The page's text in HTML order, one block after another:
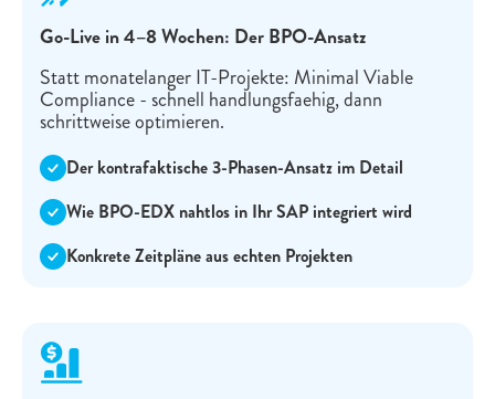
Go-Live in 4–8 Wochen: Der BPO-Ansatz
Statt monatelanger IT-Projekte: Minimal Viable
Compliance - schnell handlungsfaehig, dann
schrittweise optimieren.
Der kontrafaktische 3-Phasen-Ansatz im Detail
Wie BPO-EDX nahtlos in Ihr SAP integriert wird
Konkrete Zeitpläne aus echten Projekten